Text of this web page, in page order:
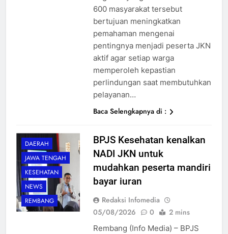
600 masyarakat tersebut
bertujuan meningkatkan
pemahaman mengenai
pentingnya menjadi peserta JKN
aktif agar setiap warga
memperoleh kepastian
perlindungan saat membutuhkan
pelayanan…
Baca Selengkapnya di :
DAERAH
JAWA TENGAH
KESEHATAN
NEWS
REMBANG
BPJS Kesehatan kenalkan
NADI JKN untuk
mudahkan peserta mandiri
bayar iuran
Redaksi Infomedia
05/08/2026
0 2 mins
Rembang (Info Media) – BPJS